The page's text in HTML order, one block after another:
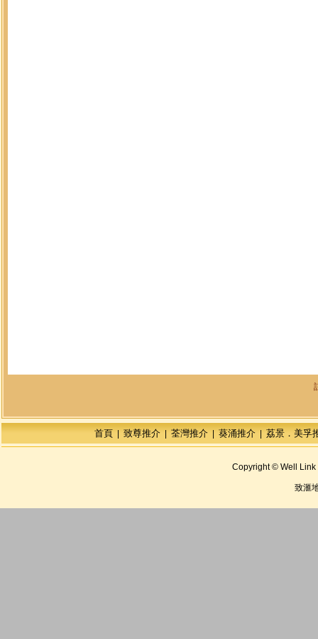
首頁 致尊推介| 荃灣推介| 葵涌推介| 荔景．美孚
Copyright © Well Link
致滙